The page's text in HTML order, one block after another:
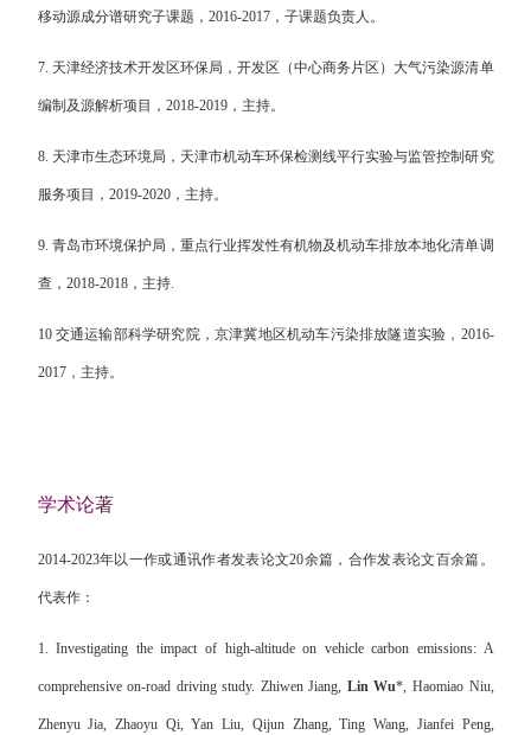
移动源成分谱研究子课题， 2016-2017，子课题负责人。
7. 天津经济技术开发区环保局，开发区（中心商务片区）大气污染源清单
编制及源解析项目， 2018-2019，主持。
8. 天津市生态环境局，天津市机动车环保检测线平行实验与监管控制研究
服务项目， 2019-2020，主持。
9. 青岛市环境保护局，重点行业挥发性有机物及机动车排放本地化清单调
查， 2018-2018，主持.
10 交通运输部科学研究院，京津冀地区机动车污染排放隧道实验， 2016-
2017，主持。
学术论著
2014-2023年以一作或通讯作者发表论文20余篇，合作发表论文百余篇。
代表作：
1. Investigating the impact of high-altitude on vehicle carbon emissions: A
comprehensive on-road driving study. Zhiwen Jiang, Lin Wu*, Haomiao Niu,
Zhenyu Jia, Zhaoyu Qi, Yan Liu, Qijun Zhang, Ting Wang, Jianfei Peng,